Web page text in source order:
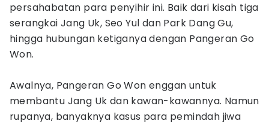
persahabatan para penyihir ini. Baik dari kisah tiga
serangkai Jang Uk, Seo Yul dan Park Dang Gu,
hingga hubungan ketiganya dengan Pangeran Go
Won.
Awalnya, Pangeran Go Won enggan untuk
membantu Jang Uk dan kawan-kawannya. Namun
rupanya, banyaknya kasus para pemindah jiwa